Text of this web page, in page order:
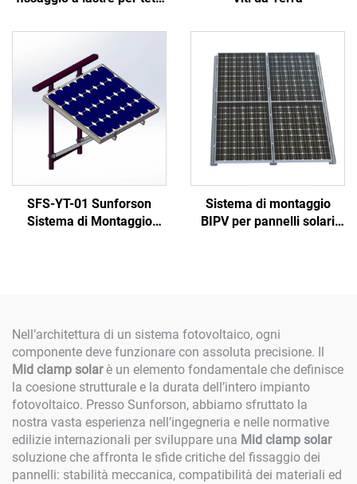
SFS-YT-01 Sunforson
Sistema di Montaggio
Sistema di montaggio
BIPV per pannelli solari
Nell’architettura di un sistema fotovoltaico, ogni
componente deve funzionare con assoluta precisione. Il
Mid clamp solarè un elemento fondamentale che definisce
la coesione strutturale e la durata dell’intero impianto
fotovoltaico. Presso Sunforson, abbiamo sfruttato la
nostra vasta esperienza nell’ingegneria e nelle normative
edilizie internazionali per sviluppare una Mid clamp solar
soluzione che affronta le sfide critiche del fissaggio dei
pannelli: stabilità meccanica, compatibilità dei materiali ed